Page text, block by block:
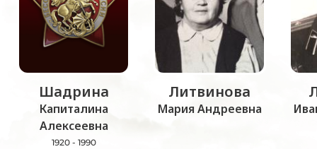
Шадрина
Капиталина
Алексеевна
1920 - 1990
Литвинова
Мария Андреевна